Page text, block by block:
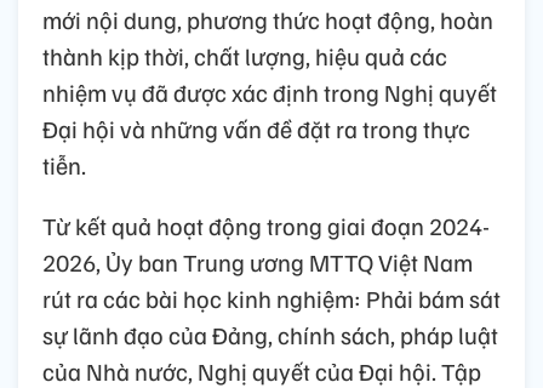
mới nội dung, phương thức hoạt động, hoàn
thành kịp thời, chất lượng, hiệu quả các
nhiệm vụ đã được xác định trong Nghị quyết
Đại hội và những vấn đề đặt ra trong thực
tiễn.
Từ kết quả hoạt động trong giai đoạn 2024-
2026, Ủy ban Trung ương MTTQ Việt Nam
rút ra các bài học kinh nghiệm: Phải bám sát
sự lãnh đạo của Đảng, chính sách, pháp luật
của Nhà nước, Nghị quyết của Đại hội. Tập